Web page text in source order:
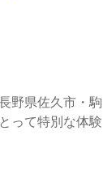
野県佐久市・駒
って特別な体験